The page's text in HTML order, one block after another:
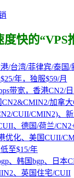
快的“VPS
港/台湾/菲律宾/泰国
年，独服$59/月
带宽，香港CN2/
加拿
CUII/CMIN2)、
、德国/荷兰/
优化、美国CUII/
至$15/年
、韩国bgp、日本
、英国住宅/CUII